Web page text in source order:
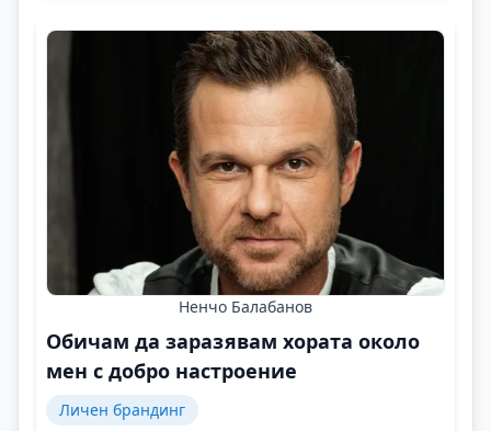
Ненчо Балабанов
Обичам да заразявам хората около
мен с добро настроение
Личен брандинг